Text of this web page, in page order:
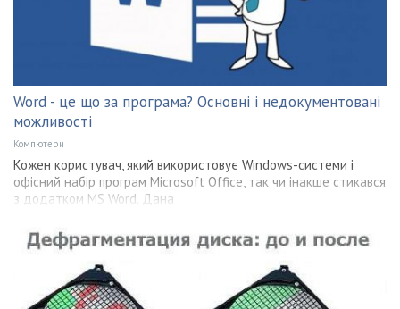
Word - це що за програма? Основні і недокументовані
можливості
Компютери
Кожен користувач, який використовує Windows-системи і
офісний набір програм Microsoft Office, так чи інакше стикався
з додатком MS Word. Дана